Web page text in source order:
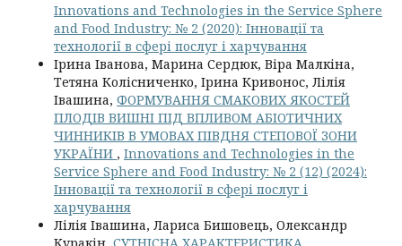
Innovations and Technologies in the Service Sphere
and Food Industry: № 2 (2020): Інновації та
технології в сфері послуг і харчування
Ірина Іванова, Марина Сердюк, Віра Малкіна,
Тетяна Колісниченко, Ірина Кривонос, Лілія
Івашина, ФОРМУВАННЯ СМАКОВИХ ЯКОСТЕЙ
ПЛОДІВ ВИШНІ ПІД ВПЛИВОМ АБІОТИЧНИХ
ЧИННИКІВ В УМОВАХ ПІВДНЯ СТЕПОВОЇ ЗОНИ
УКРАЇНИ , Innovations and Technologies in the
Service Sphere and Food Industry: № 2 (12) (2024):
Інновації та технології в сфері послуг і
харчування
Лілія Івашина, Лариса Бишовець, Олександр